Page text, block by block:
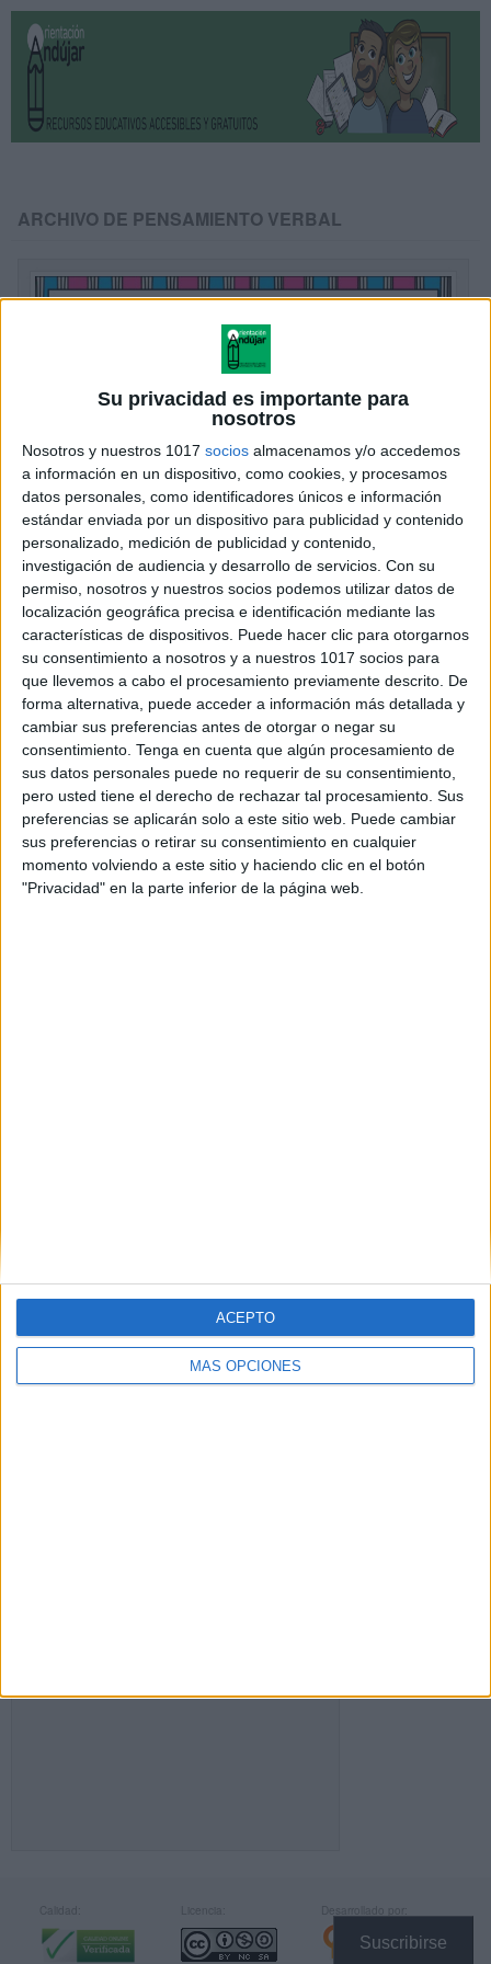
Su privacidad es importante para
nosotros
Nosotros y nuestros 1017 socios almacenamos y/o accedemos
a información en un dispositivo, como cookies, y procesamos
datos personales, como identificadores únicos e información
estándar enviada por un dispositivo para publicidad y contenido
personalizado, medición de publicidad y contenido,
investigación de audiencia y desarrollo de servicios. Con su
permiso, nosotros y nuestros socios podemos utilizar datos de
localización geográfica precisa e identificación mediante las
características de dispositivos. Puede hacer clic para otorgarnos
su consentimiento a nosotros y a nuestros 1017 socios para
que llevemos a cabo el procesamiento previamente descrito. De
forma alternativa, puede acceder a información más detallada y
cambiar sus preferencias antes de otorgar o negar su
consentimiento. Tenga en cuenta que algún procesamiento de
sus datos personales puede no requerir de su consentimiento,
pero usted tiene el derecho de rechazar tal procesamiento. Sus
preferencias se aplicarán solo a este sitio web. Puede cambiar
sus preferencias o retirar su consentimiento en cualquier
momento volviendo a este sitio y haciendo clic en el botón
"Privacidad" en la parte inferior de la página web.
MÁS OPCIONES
ACEPTO
Suscribirse
ARCHIVO DE PENSAMIENTO VERBAL
Ficha de Conciencia Semántica Veraniega
Publicado el 24 julio, 2025
Esta ficha de conciencia semántica veraniega es
perfecta para reforzar el vocabulario y la comprensión
del significado de los adjetivos en contextos visuales.
Los alumnos deben observar cada imagen y […]
SEGUIR LEYENDO
Buscar